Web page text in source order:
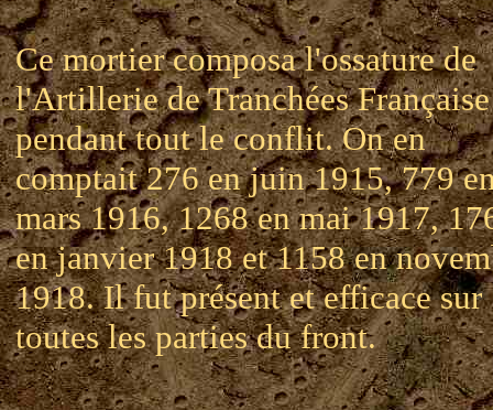
Ce mortier composa l'ossature de
l'Artillerie de Tranchées Française
pendant tout le conflit. On en
comptait 276 en juin 1915, 779
mars 1916, 1268 en mai 1917,
en janvier 1918 et 1158 en
1918. Il fut présent et efficace sur
toutes les parties du front.